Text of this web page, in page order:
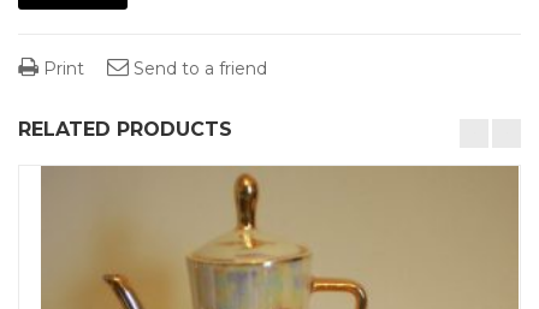
Print Send to a friend
RELATED PRODUCTS